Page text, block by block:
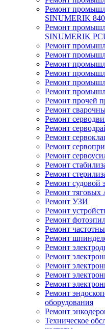
Ремонт
SINUMERIK
Ремонт
SINUMERIK
Ремонт
Ремонт
Ремонт
Ремонт
Ремонт
Ремонт
Ремонт прочей
Ремонт
Ремонт
Ремонт
Ремонт
Ремонт
Ремонт
Ремонт
Ремонт
Ремонт судовой
Ремонт
Ремонт УЗИ
Ремонт
Ремонт
Ремонт
Ремонт
Ремонт
Ремонт
Ремонт
Ремонт
Ремонт
Ремонт
оборудования
Ремонт
Техническое